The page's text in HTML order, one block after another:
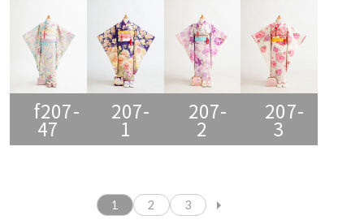
f207-
47
207-
1
207-
2
207-
3
1 2 3 arrow_right